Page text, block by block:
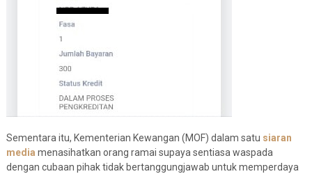
Sementara itu, Kementerian Kewangan (MOF) dalam satu siaran
media menasihatkan orang ramai supaya sentiasa waspada
dengan cubaan pihak tidak bertanggungjawab untuk memperdaya